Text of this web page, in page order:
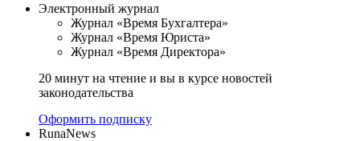
Электронный журнал
Журнал «Время Бухгалтера»
Журнал «Время Юриста»
Журнал «Время Директора»
20 минут на чтение и вы в курсе новостей
законодательства
Оформить подписку
RunaNews